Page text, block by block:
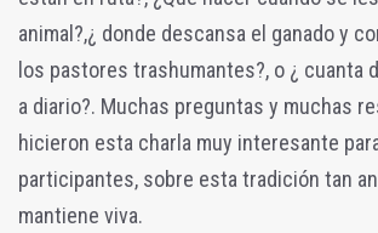
animal?,¿ donde descansa el ganado y
los pastores trashumantes?, o ¿ cuanta
a diario?. Muchas preguntas y muchas
hicieron esta charla muy interesante
participantes, sobre esta tradición tan
mantiene viva.